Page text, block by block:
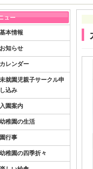
基本情報
お知らせ
カレンダー
未就園児親子サークル申
し込み
入園案内
幼稚園の生活
園行事
幼稚園の四季折々